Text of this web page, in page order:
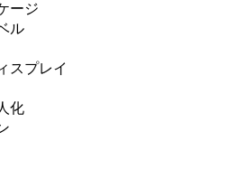
ージ
ル
スプレイ
化